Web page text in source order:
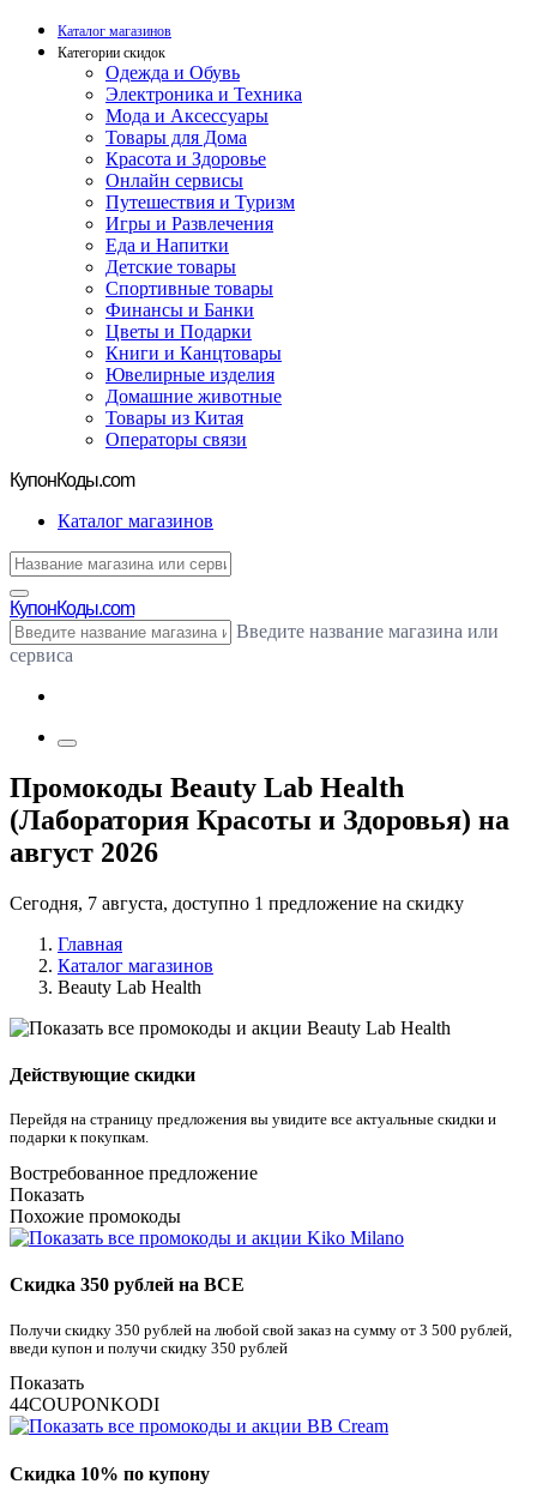
Каталог магазинов
Категории скидок
Одежда и Обувь
Электроника и Техника
Мода и Аксессуары
Товары для Дома
Красота и Здоровье
Онлайн сервисы
Путешествия и Туризм
Игры и Развлечения
Еда и Напитки
Детские товары
Спортивные товары
Финансы и Банки
Цветы и Подарки
Книги и Канцтовары
Ювелирные изделия
Домашние животные
Товары из Китая
Операторы связи
КупонКоды.com
Каталог магазинов
КупонКоды.com
Введите название магазина или
сервиса
Промокоды Beauty Lab Health
(Лаборатория Красоты и Здоровья) на
август 2026
Сегодня, 7 августа, доступно 1 предложение на скидку
Главная
Каталог магазинов
Beauty Lab Health
Действующие скидки
Перейдя на страницу предложения вы увидите все актуальные скидки и
подарки к покупкам.
Востребованное предложение
Показать
Похожие промокоды
Скидка 350 рублей на ВСЕ
Получи скидку 350 рублей на любой свой заказ на сумму от 3 500 рублей,
введи купон и получи скидку 350 рублей
Показать
44COUPONKODI
Скидка 10% по купону